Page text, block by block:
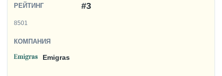
#3
8501
Emigras